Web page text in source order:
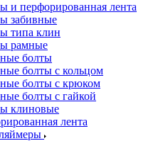
и перфорированная лента
забивные
типа клин
рамные
болты
болты с кольцом
болты с крюком
болты с гайкой
клиновые
лента